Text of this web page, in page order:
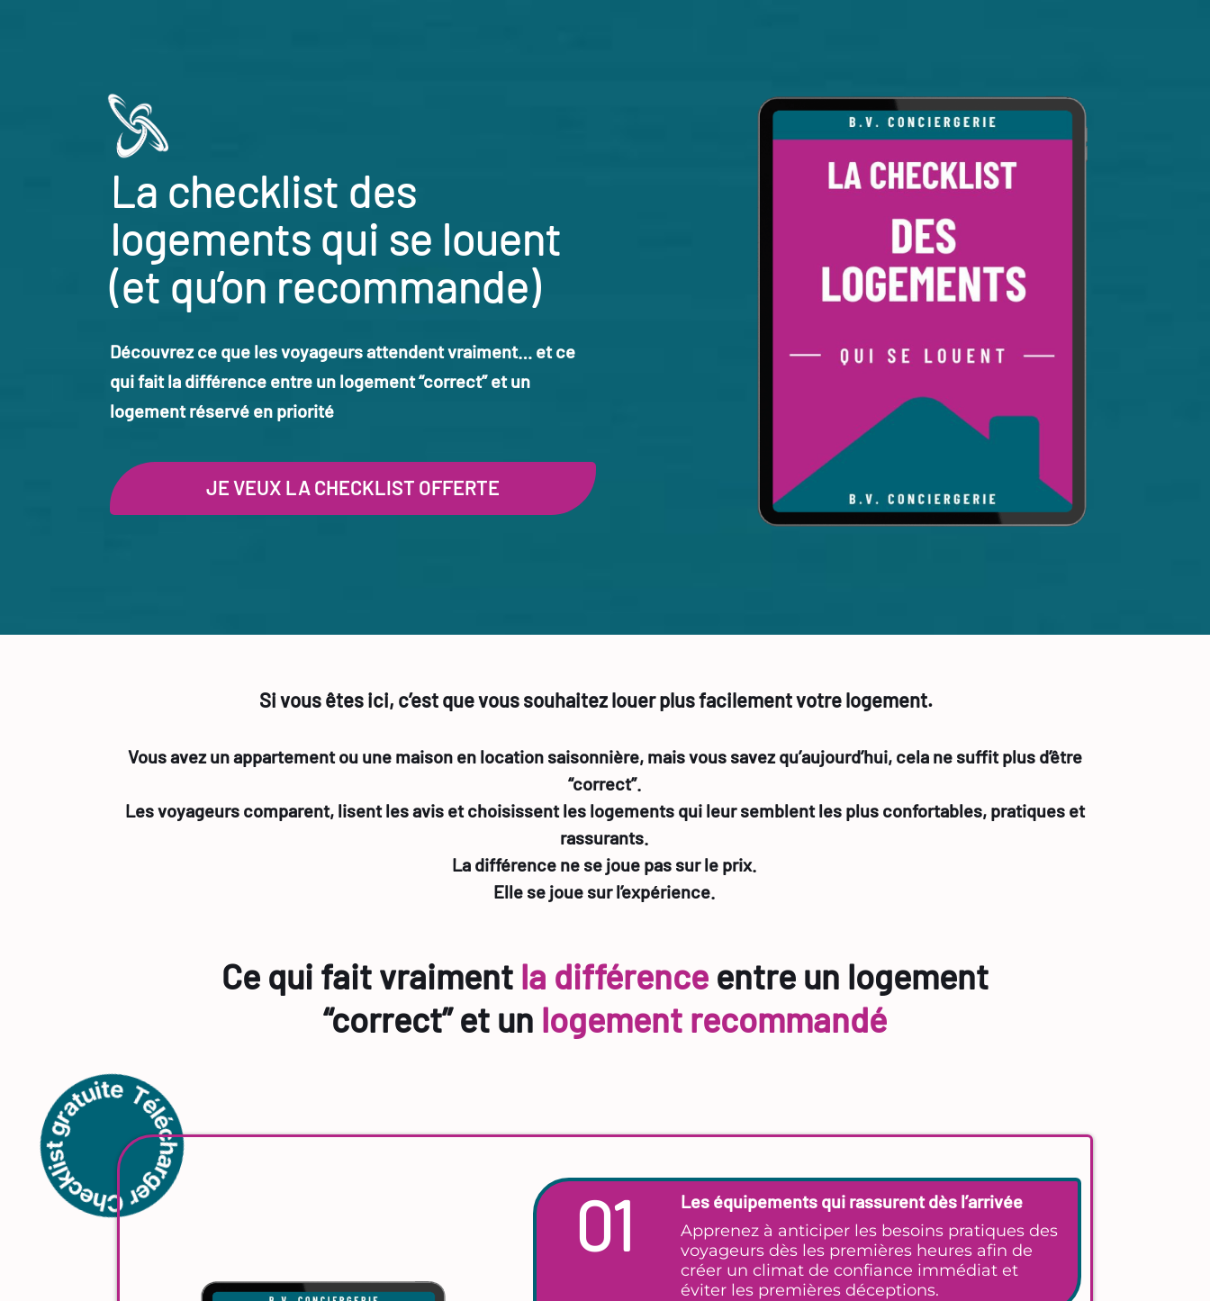
La checklist des
logements qui se louent
(et qu’on recommande)
Découvrez ce que les voyageurs attendent vraiment… et ce
qui fait la différence entre un logement “correct” et un
logement réservé en priorité
JE VEUX LA CHECKLIST OFFERTE
Si vous êtes ici, c’est que vous souhaitez louer plus facilement votre logement.
Vous avez un appartement ou une maison en location saisonnière, mais vous savez qu’aujourd’hui, cela ne suffit plus d’être
“correct”.
Les voyageurs comparent, lisent les avis et choisissent les logements qui leur semblent les plus confortables, pratiques et
rassurants.
La différence ne se joue pas sur le prix.
Elle se joue sur l’expérience.
Ce qui fait vraiment la différenceentre un logement
“correct” et un logement recommandé
01 Les équipements qui rassurent dès l’arrivée
Apprenez à anticiper les besoins pratiques des
voyageurs dès les premières heures afin de
créer un climat de confiance immédiat et
éviter les premières déceptions.